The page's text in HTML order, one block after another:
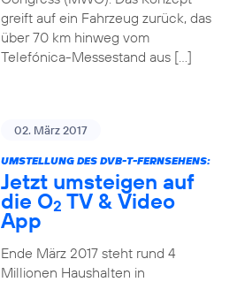
greift auf ein Fahrzeug zurück, das
über 70 km hinweg vom
Telefónica-Messestand aus […]
02. März 2017
UMSTELLUNG DES DVB-T-FERNSEHENS:
Jetzt umsteigen auf
die O2 TV & Video
App
Ende März 2017 steht rund 4
Millionen Haushalten in